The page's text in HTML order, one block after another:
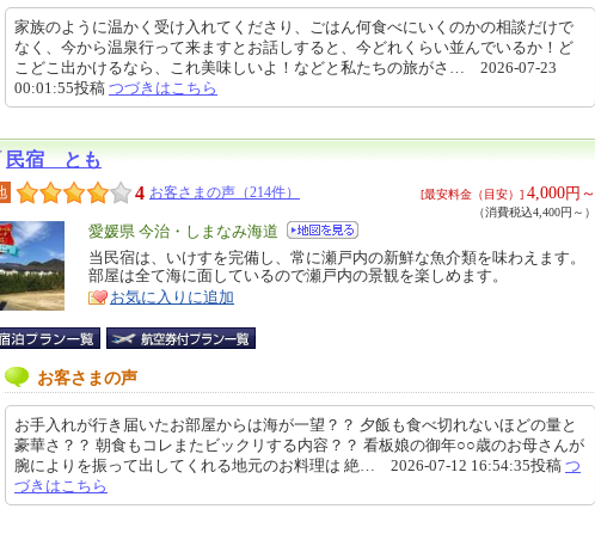
家族のように温かく受け入れてくださり、ごはん何食べにいくのかの相談だけで
なく、今から温泉行って来ますとお話しすると、今どれくらい並んでいるか！ど
こどこ出かけるなら、これ美味しいよ！などと私たちの旅がさ… 2026-07-23
00:01:55投稿 つづきはこちら
民宿 とも
4 お客さまの声（214件） [最安料金（目安）] 4,000円～
（消費税込4,400円～）
エ
リ
ア
愛媛県 今治・しまなみ海道
特
徴
当民宿は、いけすを完備し、常に瀬戸内の新鮮な魚介類を味わえます。
部屋は全て海に面しているので瀬戸内の景観を楽しめます。
お気に入りに追加
お客さまの声
お手入れが行き届いたお部屋からは海が一望？？ 夕飯も食べ切れないほどの量と
豪華さ？？ 朝食もコレまたビックリする内容？？ 看板娘の御年○○歳のお母さんが
腕によりを振って出してくれる地元のお料理は 絶… 2026-07-12 16:54:35投稿 つ
づきはこちら